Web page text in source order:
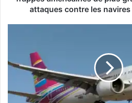
les
poursuivent
attaques contre les
Aviv-
Marrakech
reprennent…
«